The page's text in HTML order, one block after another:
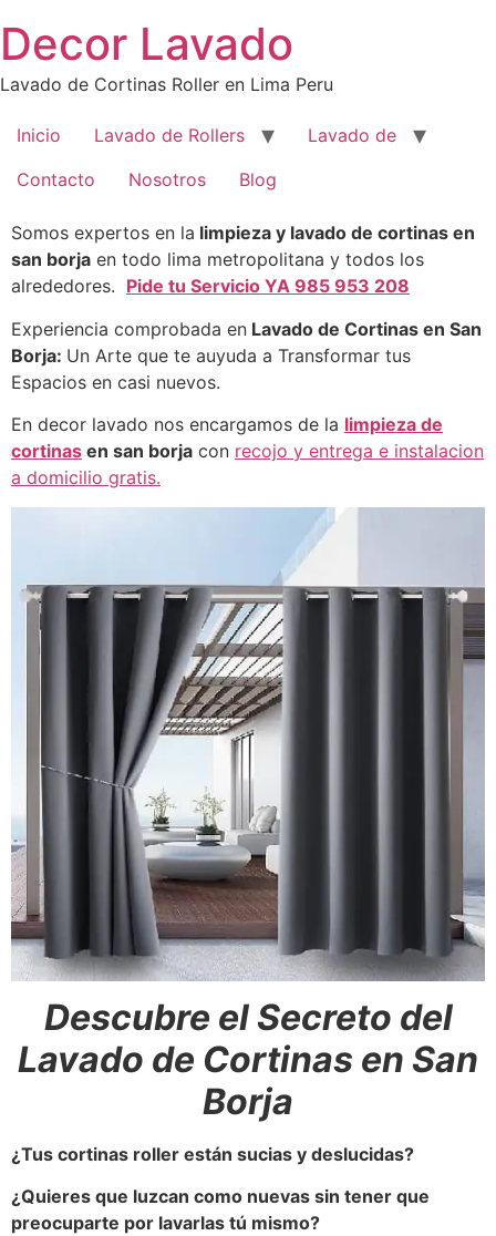
al
contenido
Decor Lavado
Lavado de Cortinas Roller en Lima Peru
Inicio Lavado de Rollers
Lavado de
Contacto
Nosotros Blog
Somos expertos en la limpieza y lavado de cortinas en
san borja en todo lima metropolitana y todos los
alrededores. Pide tu Servicio YA 985 953 208
Experiencia comprobada en Lavado de Cortinas en San
Borja: Un Arte que te auyuda a Transformar tus
Espacios en casi nuevos.
En decor lavado nos encargamos de la limpieza de
cortinas en san borja con recojo y entrega e instalacion
a domicilio gratis.
Descubre el Secreto del
Lavado de Cortinas en San
Borja
¿Tus cortinas roller están sucias y deslucidas?
¿Quieres que luzcan como nuevas sin tener que
preocuparte por lavarlas tú mismo?